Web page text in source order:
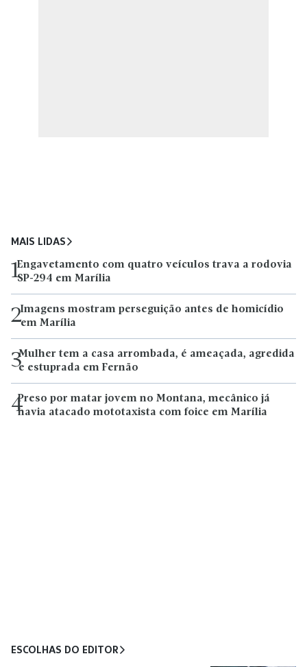
MAIS LIDAS
1Engavetamento com quatro veículos trava a rodovia
SP-294 em Marília
2Imagens mostram perseguição antes de homicídio
em Marília
3Mulher tem a casa arrombada, é ameaçada, agredida
e estuprada em Fernão
4Preso por matar jovem no Montana, mecânico já
havia atacado mototaxista com foice em Marília
ESCOLHAS DO EDITOR